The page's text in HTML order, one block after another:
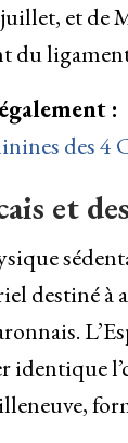
et de
du
:
des 4
et
destiné à
identique